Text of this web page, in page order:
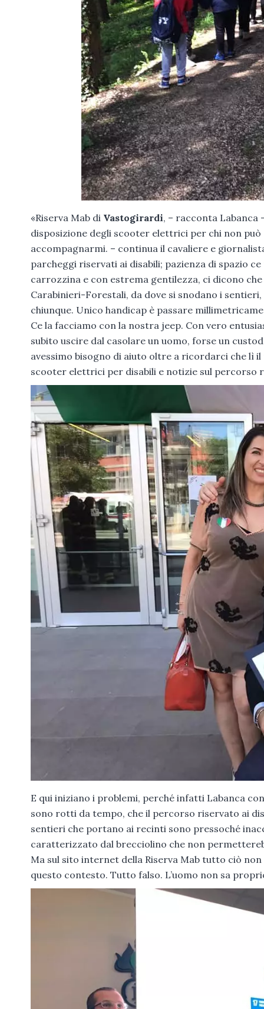
«Riserva Mab di Vastogirardi, – racconta Labanca
disposizione degli scooter elettrici per chi non può
accompagnarmi. – continua il cavaliere e
parcheggi riservati ai disabili; pazienza di spazio ce
carrozzina e con estrema gentilezza, ci dicono
Carabinieri-Forestali, da dove si snodano i
chiunque. Unico handicap è passare
Ce la facciamo con la nostra jeep. Con vero
subito uscire dal casolare un uomo, forse un
avessimo bisogno di aiuto oltre a ricordarci che lì
scooter elettrici per disabili e notizie sul percorso
E qui iniziano i problemi, perché infatti Labanca
sono rotti da tempo, che il percorso riservato ai
sentieri che portano ai recinti sono pressoché
caratterizzato dal brecciolino che non
Ma sul sito internet della Riserva Mab tutto ciò
questo contesto. Tutto falso. L’uomo non sa